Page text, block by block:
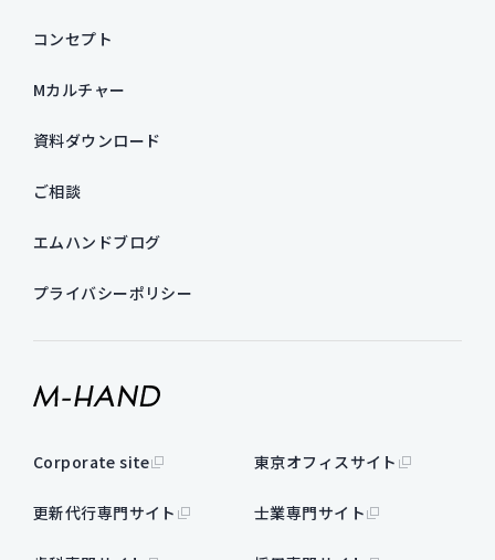
コンセプト
Mカルチャー
資料ダウンロード
ご相談
エムハンドブログ
プライバシーポリシー
Corporate site 東京オフィスサイト
更新代行専門サイト 士業専門サイト